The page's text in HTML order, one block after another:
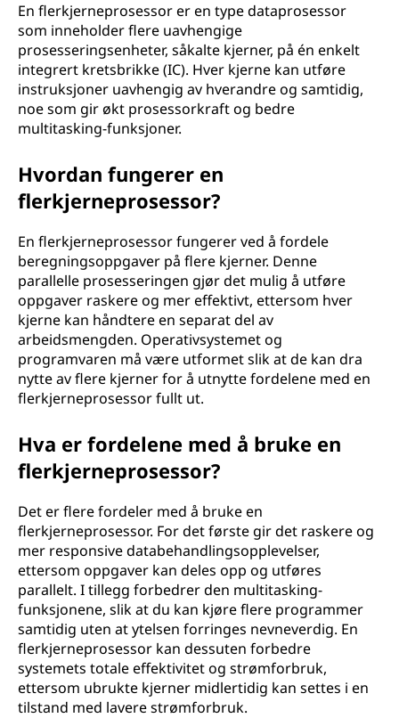
En flerkjerneprosessor er en type dataprosessor
som inneholder flere uavhengige
prosesseringsenheter, såkalte kjerner, på én enkelt
integrert kretsbrikke (IC). Hver kjerne kan utføre
instruksjoner uavhengig av hverandre og samtidig,
noe som gir økt prosessorkraft og bedre
multitasking-funksjoner.
Hvordan fungerer en
flerkjerneprosessor?
En flerkjerneprosessor fungerer ved å fordele
beregningsoppgaver på flere kjerner. Denne
parallelle prosesseringen gjør det mulig å utføre
oppgaver raskere og mer effektivt, ettersom hver
kjerne kan håndtere en separat del av
arbeidsmengden. Operativsystemet og
programvaren må være utformet slik at de kan dra
nytte av flere kjerner for å utnytte fordelene med en
flerkjerneprosessor fullt ut.
Hva er fordelene med å bruke en
flerkjerneprosessor?
Det er flere fordeler med å bruke en
flerkjerneprosessor. For det første gir det raskere og
mer responsive databehandlingsopplevelser,
ettersom oppgaver kan deles opp og utføres
parallelt. I tillegg forbedrer den multitasking-
funksjonene, slik at du kan kjøre flere programmer
samtidig uten at ytelsen forringes nevneverdig. En
flerkjerneprosessor kan dessuten forbedre
systemets totale effektivitet og strømforbruk,
ettersom ubrukte kjerner midlertidig kan settes i en
tilstand med lavere strømforbruk.